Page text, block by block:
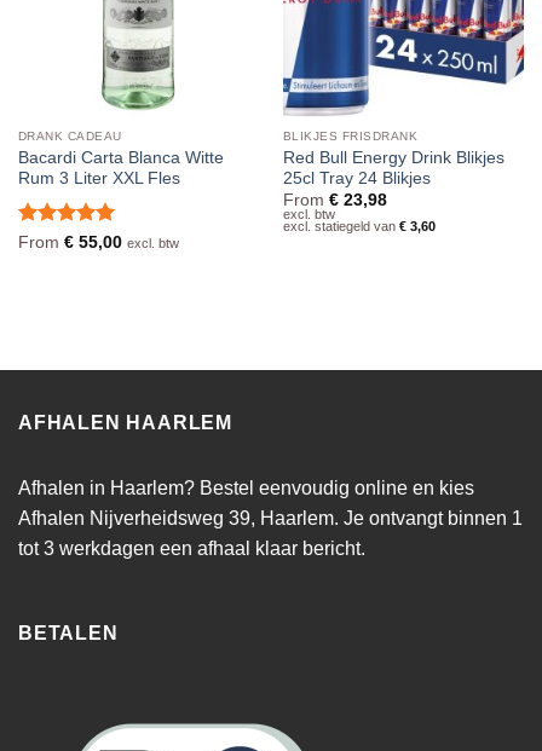
DRANK CADEAU
Bacardi Carta Blanca Witte
Rum 3 Liter XXL Fles
Waardering
From €55,00 excl. btw
BLIKJES FRISDRANK
Red Bull Energy Drink Blikjes
25cl Tray 24 Blikjes
From €23,98
excl. btw
excl. statiegeld van €3,60
AFHALEN HAARLEM
Afhalen in Haarlem? Bestel eenvoudig online en kies
Afhalen Nijverheidsweg 39, Haarlem. Je ontvangt binnen 1
tot 3 werkdagen een afhaal klaar bericht.
BETALEN